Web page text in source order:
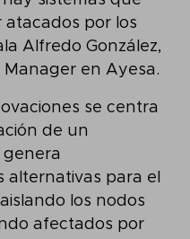
atacados por los
Alfredo González,
en Ayesa.
se centra
de un
genera
para el
los nodos
afectados por